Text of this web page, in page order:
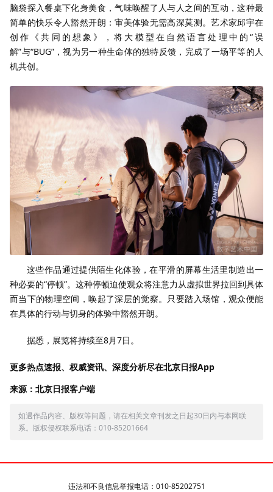
脑袋探入餐桌下化身美食，气味唤醒了人与人之间的互动，这种最
简单的快乐令人豁然开朗：审美体验无需高深莫测。艺术家邱宇在
创作《共同的想象》，将大模型在自然语言处理中的“误
解”与“BUG”，视为另一种生命体的独特反馈，完成了一场平等的人
机共创。
这些作品通过提供陌生化体验，在平滑的屏幕生活里制造出一
种必要的“停顿”。这种停顿迫使观众将注意力从虚拟世界拉回到具体
而当下的物理空间，唤起了深层的觉察。只要踏入场馆，观众便能
在具体的行动与切身的体验中豁然开朗。
据悉，展览将持续至8月7日。
更多热点速报、权威资讯、深度分析尽在北京日报App
来源：北京日报客户端
如遇作品内容、版权等问题，请在相关文章刊发之日起30日内与本网联
系。版权侵权联系电话：010-85201664
违法和不良信息举报电话：010-85202751